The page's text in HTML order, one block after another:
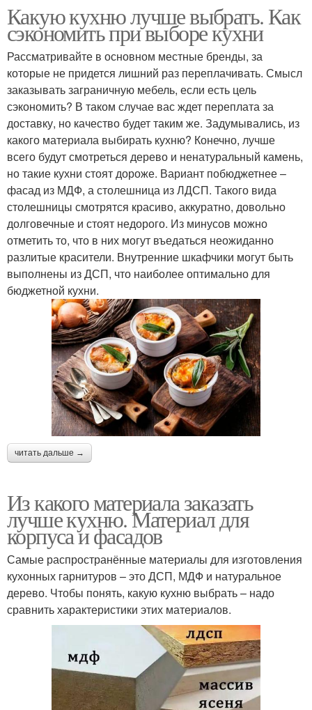
Какую кухню лучше выбрать. Как
сэкономить при выборе кухни
Рассматривайте в основном местные бренды, за
которые не придется лишний раз переплачивать. Смысл
заказывать заграничную мебель, если есть цель
сэкономить? В таком случае вас ждет переплата за
доставку, но качество будет таким же. Задумывались, из
какого материала выбирать кухню? Конечно, лучше
всего будут смотреться дерево и ненатуральный камень,
но такие кухни стоят дороже. Вариант побюджетнее –
фасад из МДФ, а столешница из ЛДСП. Такого вида
столешницы смотрятся красиво, аккуратно, довольно
долговечные и стоят недорого. Из минусов можно
отметить то, что в них могут въедаться неожиданно
разлитые красители. Внутренние шкафчики могут быть
выполнены из ДСП, что наиболее оптимально для
бюджетной кухни.
читать дальше →
Из какого материала заказать
лучше кухню. Материал для
корпуса и фасадов
Самые распространённые материалы для изготовления
кухонных гарнитуров – это ДСП, МДФ и натуральное
дерево. Чтобы понять, какую кухню выбрать – надо
сравнить характеристики этих материалов.